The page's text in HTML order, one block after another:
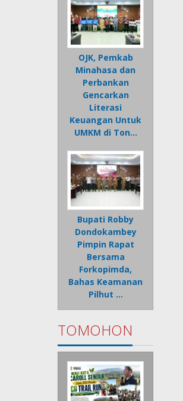
OJK, Pemkab
Minahasa dan
Perbankan
Gencarkan
Literasi
Keuangan Untuk
UMKM di Ton…
Bupati Robby
Dondokambey
Pimpin Rapat
Bersama
Forkopimda,
Bahas Keamanan
Pilhut …
TOMOHON